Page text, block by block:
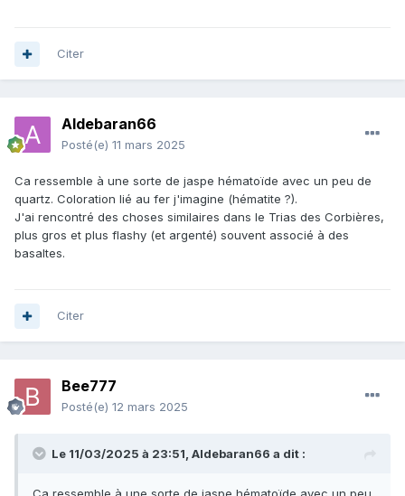
Citer
Aldebaran66
Posté(e) 11 mars 2025
Ca ressemble à une sorte de jaspe hématoïde avec un peu de
quartz. Coloration lié au fer j'imagine (hématite ?).
J'ai rencontré des choses similaires dans le Trias des Corbières,
plus gros et plus flashy (et argenté) souvent associé à des
basaltes.
Citer
Bee777
Posté(e) 12 mars 2025
Le 11/03/2025 à 23:51, Aldebaran66 a dit :